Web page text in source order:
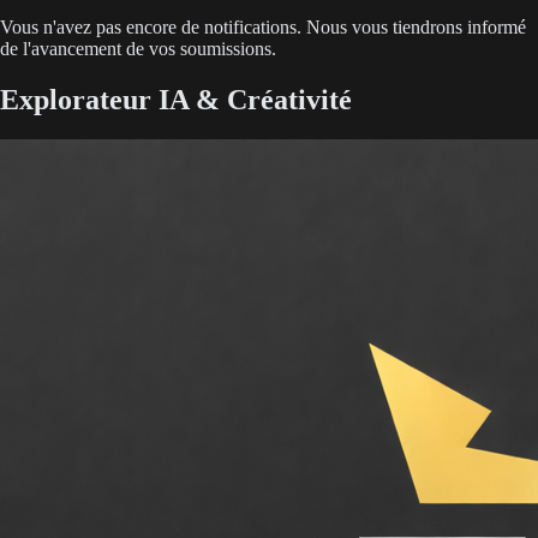
Vous n'avez pas encore de notifications. Nous vous tiendrons informé
de l'avancement de vos soumissions.
Explorateur IA & Créativité